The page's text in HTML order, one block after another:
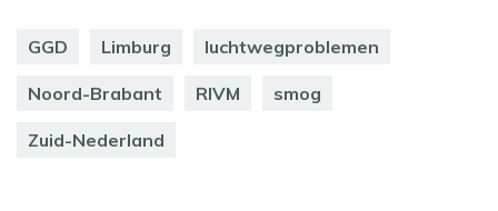
GGD Limburg luchtwegproblemen
Noord-Brabant RIVM smog
Zuid-Nederland